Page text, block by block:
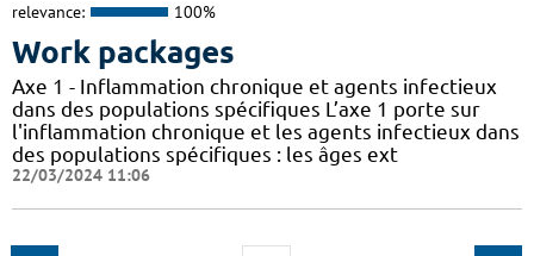
relevance: 100%
Work packages
Axe 1 - Inflammation chronique et agents infectieux
dans des populations spécifiques L’axe 1 porte sur
l'inflammation chronique et les agents infectieux dans
des populations spécifiques : les âges ext
22/03/2024 11:06